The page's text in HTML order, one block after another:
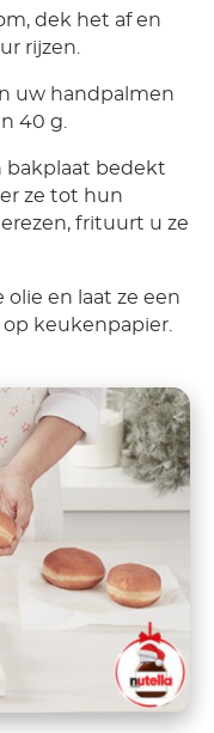
dek het af en
rijzen.
uw handpalmen
40 g.
bakplaat bedekt
ze tot hun
frituurt u ze
en laat ze een
keukenpapier.